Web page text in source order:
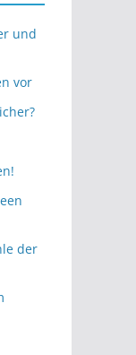
und
vor
der